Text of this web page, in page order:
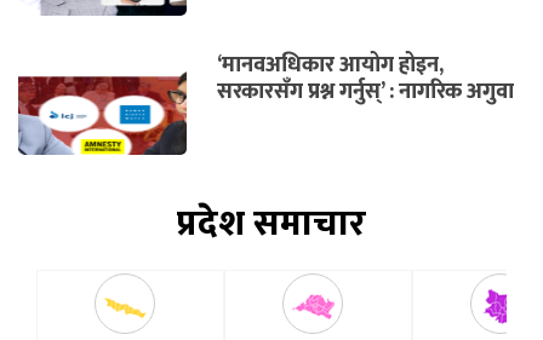
‘मानवअधिकार आयोग होइन,
सरकारसँग प्रश्न गर्नुस्’ : नागरिक अगुवा
प्रदेश समाचार